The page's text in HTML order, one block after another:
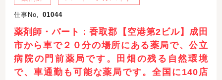
仕事No, 01044
薬剤師・パート：香取郡【空港第2ビル】成田
市から車で２０分の場所にある薬局で、公立
病院の門前薬局です。田畑の残る自然環境
で、車通勤も可能な薬局です。全国に140店